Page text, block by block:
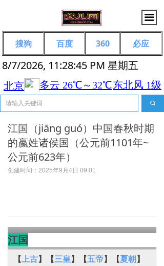
끀
8/7/2026, 11:28:46 PM 星期五
끠
搜狗 百度 360 必应
江国（jiāng guó）中国春秋时期
的嬴姓诸侯国（公元前1101年~
公元前623年）
创建时间： 2025年9月4日 09:01
江国
【上古】【三皇】【五帝】【夏朝】